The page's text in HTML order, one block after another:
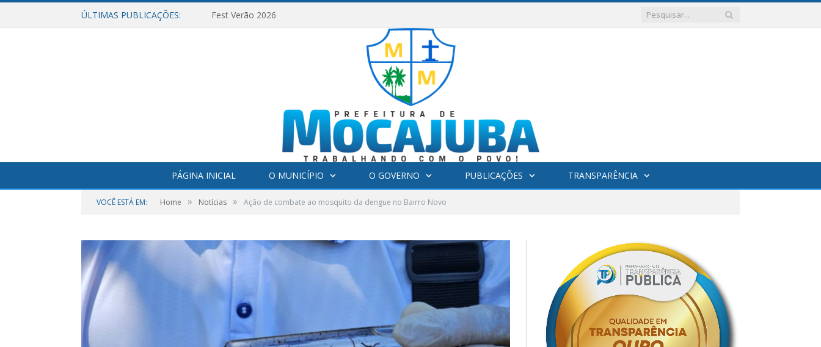
ÚLTIMAS PUBLICAÇÕES: Fest Verão 2026
PÁGINA INICIAL O MUNICÍPIO O GOVERNO PUBLICAÇÕES TRANSPARÊNCIA
VOCÊ ESTÁ EM: Home » Notícias » Ação de combate ao mosquito da dengue no Bairro Novo